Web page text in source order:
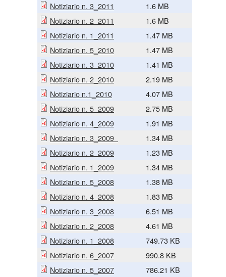
Notiziario n. 3_2011
1.6 MB
Notiziario n. 2_2011
1.6 MB
Notiziario n. 1_2011
1.47 MB
Notiziario n. 5_2010
1.47 MB
Notiziario n. 3_2010
1.41 MB
Notiziario n. 2_2010
2.19 MB
Notiziario n.1_2010
4.07 MB
Notiziario n. 5_2009
2.75 MB
Notiziario n. 4_2009
1.91 MB
Notiziario n. 3_2009
1.34 MB
Notiziario n. 2_2009
1.23 MB
Notiziario n. 1_2009
1.34 MB
Notiziario n. 5_2008
1.38 MB
Notiziario n. 4_2008
1.83 MB
Notiziario n. 3_2008
6.51 MB
Notiziario n. 2_2008
4.61 MB
Notiziario n. 1_2008
749.73 KB
Notiziario n. 6_2007
990.8 KB
Notiziario n. 5_2007
786.21 KB